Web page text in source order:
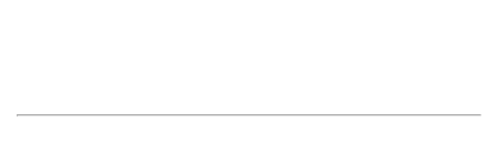
– WEBデータ分析